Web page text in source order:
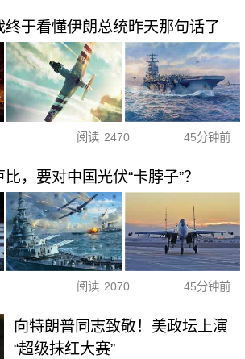
终于看懂伊朗总统昨天那句话了
阅读 2470 45分钟前
，要对中国光伏“卡脖子”？
阅读 2070 45分钟前
向特朗普同志致敬！美政坛上演
“超级抹红大赛”